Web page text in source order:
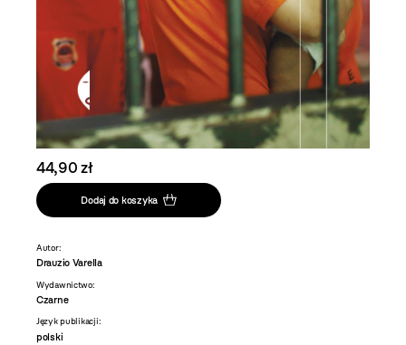
44,90 zł
Dodaj do koszyka
Autor:
Drauzio Varella
Wydawnictwo:
Czarne
Język publikacji:
polski